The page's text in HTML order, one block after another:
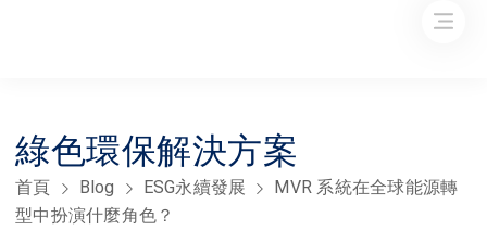
綠色環保解決方案
首頁 Blog ESG永續發展
MVR 系統在全球能源轉
型中扮演什麼角色？